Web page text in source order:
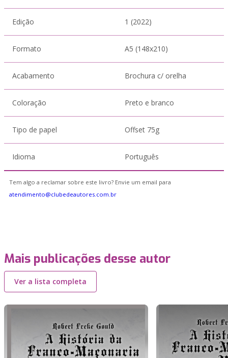
Edição 1 (2022)
Formato A5 (148x210)
Acabamento Brochura c/ orelha
Coloração Preto e branco
Tipo de papel Offset 75g
Idioma Português
Tem algo a reclamar sobre este livro? Envie um email para
atendimento@clubedeautores.com.br
Mais publicações desse autor
Ver a lista completa